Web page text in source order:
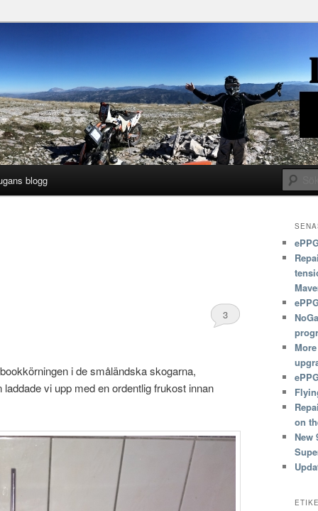
blogg
3
i de småländska skogarna,
vi upp med en ordentlig frukost innan
on
New